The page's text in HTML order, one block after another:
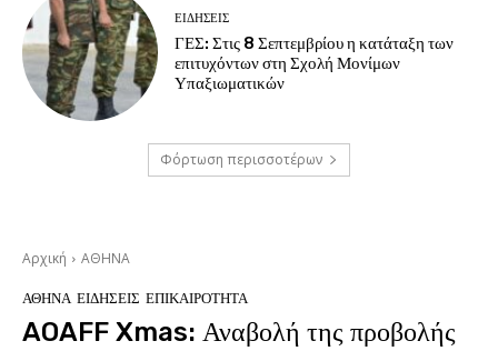
ΕΙΔΗΣΕΙΣ
ΓΕΣ: Στις 8 Σεπτεμβρίου η κατάταξη των
επιτυχόντων στη Σχολή Μονίμων
Υπαξιωματικών
Φόρτωση περισσοτέρων